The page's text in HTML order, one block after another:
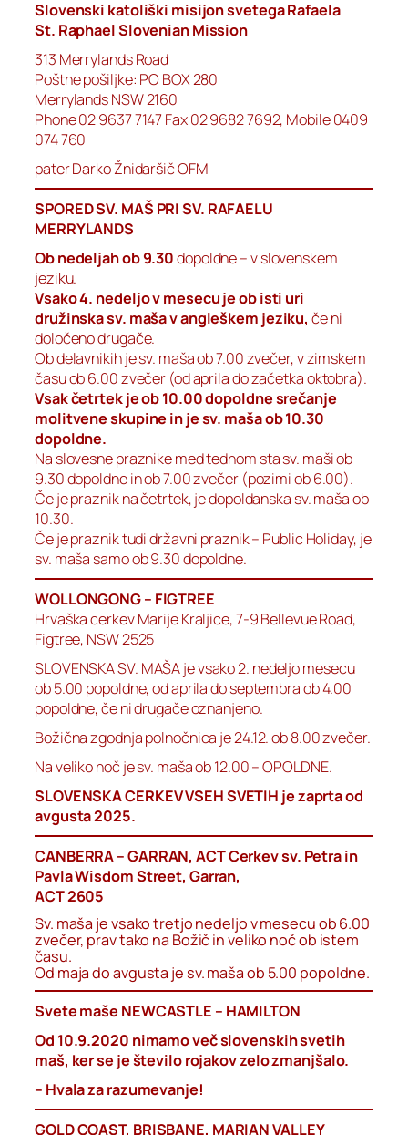
Slovenski katoliški misijon svetega Rafaela
St. Raphael Slovenian Mission
313 Merrylands Road
Poštne pošiljke: PO BOX 280
Merrylands NSW 2160
Phone 02 9637 7147 Fax 02 9682 7692, Mobile 0409
074 760
pater Darko Žnidaršič OFM
SPORED SV. MAŠ PRI SV. RAFAELU
MERRYLANDS
Ob nedeljah ob 9.30dopoldne – v slovenskem
jeziku.
Vsako 4. nedeljo v mesecu je ob isti uri
družinska sv. maša v angleškem jeziku, če ni
določeno drugače.
Ob delavnikih je sv. maša ob 7.00 zvečer, v zimskem
času ob 6.00 zvečer (od aprila do začetka oktobra).
Vsak četrtek je ob 10.00 dopoldne srečanje
molitvene skupine in je sv. maša ob 10.30
dopoldne.
Na slovesne praznike med tednom sta sv. maši ob
9.30 dopoldne in ob 7.00 zvečer (pozimi ob 6.00).
Če je praznik na četrtek, je dopoldanska sv. maša ob
10.30.
Če je praznik tudi državni praznik – Public Holiday, je
sv. maša samo ob 9.30 dopoldne.
WOLLONGONG – FIGTREE
Hrvaška cerkev Marije Kraljice, 7-9 Bellevue Road,
Figtree, NSW 2525
SLOVENSKA SV. MAŠA je vsako 2. nedeljo mesecu
ob 5.00 popoldne, od aprila do septembra ob 4.00
popoldne, če ni drugače oznanjeno.
Božična zgodnja polnočnica je 24.12. ob 8.00 zvečer.
Na veliko noč je sv. maša ob 12.00 – OPOLDNE.
SLOVENSKA CERKEV VSEH SVETIH je zaprta od
avgusta 2025.
CANBERRA – GARRAN, ACT Cerkev sv. Petra in
Pavla Wisdom Street, Garran,
ACT 2605
Sv. maša je vsako tretjo nedeljo v mesecu ob 6.00
zvečer, prav tako na Božič in veliko noč ob istem
času.
Od maja do avgusta je sv. maša ob 5.00 popoldne.
Svete maše NEWCASTLE – HAMILTON
Od 10.9.2020 nimamo več slovenskih svetih
maš, ker se je število rojakov zelo zmanjšalo.
– Hvala za razumevanje!
GOLD COAST, BRISBANE, MARIAN VALLEY